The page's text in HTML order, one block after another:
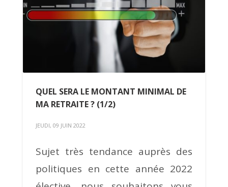
QUEL SERA LE MONTANT MINIMAL DE
MA RETRAITE ? (1/2)
JEUDI, 09 JUIN 2022
Sujet très tendance auprès des
politiques en cette année 2022